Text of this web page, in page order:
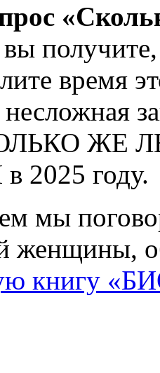
вы
время
ЖЕ
году.
мы
женщины,
книгу